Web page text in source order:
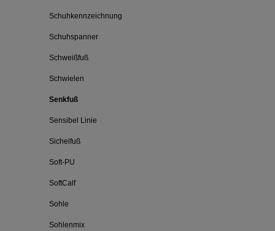
Schuhkennzeichnung
Schuhspanner
Schweißfuß
Schwielen
Senkfuß
Sensibel Linie
Sichelfuß
Soft-PU
SoftCalf
Sohle
Sohlenmix